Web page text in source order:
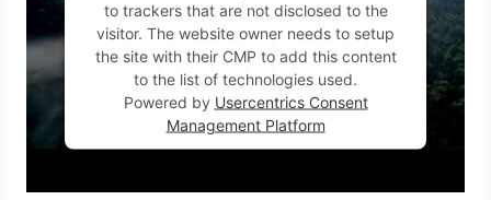
to trackers that are not disclosed to the
visitor. The website owner needs to setup
the site with their CMP to add this content
to the list of technologies used.
Powered by Usercentrics Consent
Management Platform